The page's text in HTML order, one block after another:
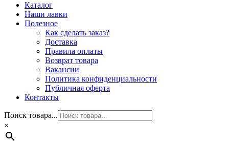
Каталог
Наши лавки
Полезное
Как сделать заказ?
Доставка
Правила оплаты
Возврат товара
Вакансии
Политика конфиденциальности
Публичная оферта
Контакты
Поиск товара...
×